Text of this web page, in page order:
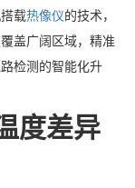
载热像仪的技术，
盖广阔区域，精准
检测的智能化升
度差异